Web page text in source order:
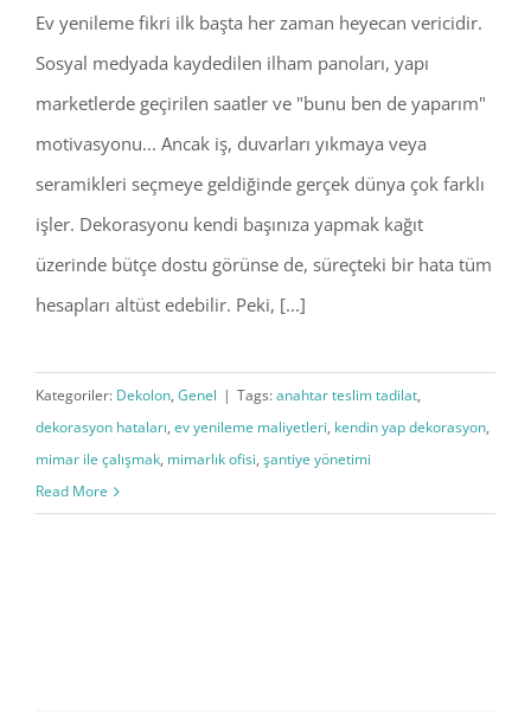
Ev yenileme fikri ilk başta her zaman heyecan vericidir.
Sosyal medyada kaydedilen ilham panoları, yapı
marketlerde geçirilen saatler ve "bunu ben de yaparım"
motivasyonu... Ancak iş, duvarları yıkmaya veya
seramikleri seçmeye geldiğinde gerçek dünya çok farklı
işler. Dekorasyonu kendi başınıza yapmak kağıt
üzerinde bütçe dostu görünse de, süreçteki bir hata tüm
hesapları altüst edebilir. Peki, [...]
Kategoriler: Dekolon, Genel | Tags:anahtar teslim tadilat,
dekorasyon hataları, ev yenileme maliyetleri, kendin yap dekorasyon,
mimar ile çalışmak, mimarlık ofisi, şantiye yönetimi
Read More